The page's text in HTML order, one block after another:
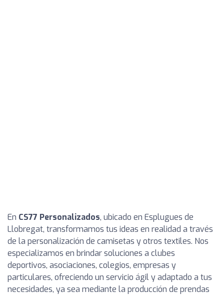
En CS77 Personalizados, ubicado en Esplugues de
Llobregat, transformamos tus ideas en realidad a través
de la personalización de camisetas y otros textiles. Nos
especializamos en brindar soluciones a clubes
deportivos, asociaciones, colegios, empresas y
particulares, ofreciendo un servicio ágil y adaptado a tus
necesidades, ya sea mediante la producción de prendas